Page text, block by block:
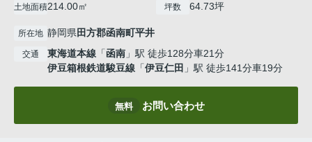
土地面積214.00㎡ 坪数 64.73坪
所在地 静岡県田方郡函南町平井
交通 東海道本線 「函南 」駅 徒歩128分車21分
伊豆箱根鉄道駿豆線 「伊豆仁田 」駅 徒歩141分車19分
無料 お問い合わせ